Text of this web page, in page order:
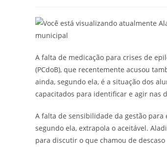
A falta de medicação para crises de
(PCdoB), que recentemente acusou
ainda, segundo ela, é a situação dos
capacitados para identificar e agir nas
A falta de sensibilidade da gestão
segundo ela, extrapola o aceitável.
para discutir o que chamou de